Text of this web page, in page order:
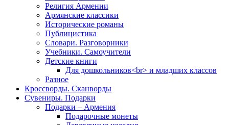
Религия Армении
Армянские классики
Исторические романы
Публицистика
Словари. Разговорники
Учебники. Самоучители
Детские книги
Для дошкольников<br> и младших классов
Разное
Кроссворды. Сканворды
Сувениры. Подарки
Подарки – Армения
Подарочные монеты